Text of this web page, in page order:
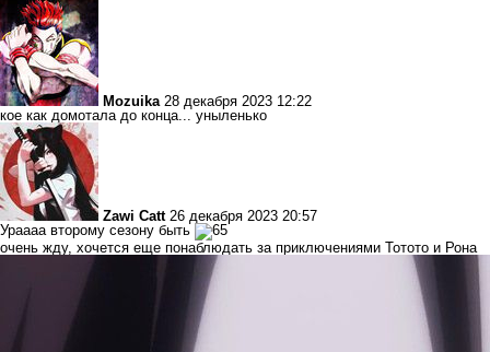
Mozuika 28 декабря 2023 12:22
кое как домотала до конца... уныленько
Zawi Catt 26 декабря 2023 20:57
Ураааа второму сезону быть
очень жду, хочется еще понаблюдать за приключениями Тотото и Рона